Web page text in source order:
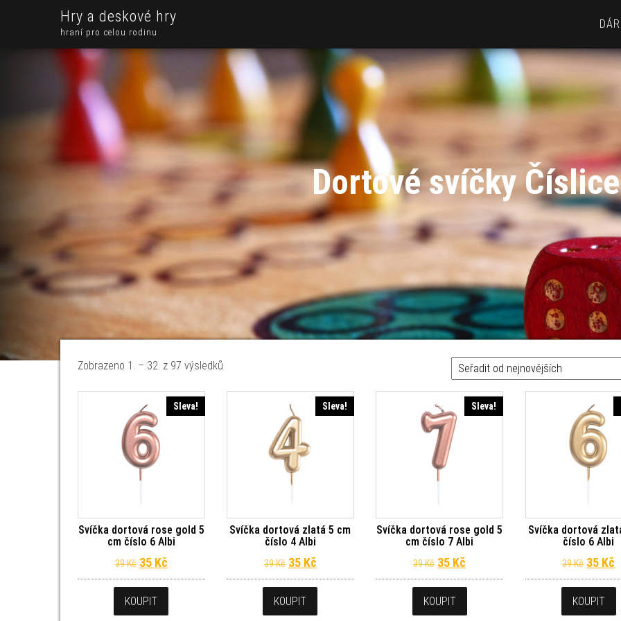
Hry a deskové hry
hraní pro celou rodinu
Dortové svíčky Číslice
Zobrazeno 1. – 32. z 97 výsledků
Sleva!
Svíčka dortová rose gold 5
cm číslo 6 Albi
39Kč Původní cena byla: 39 Kč.
35 KčAktuální cena je: 35 Kč.
KOUPIT
Sleva!
Svíčka dortová zlatá 5 cm
číslo 4 Albi
39Kč Původní cena byla: 39 Kč.
35 KčAktuální cena je: 35 Kč.
KOUPIT
Sleva!
Svíčka dortová rose gold 5
cm číslo 7 Albi
39Kč Původní cena byla: 39 Kč.
35 Kč Aktuální cena je: 35 Kč.
KOUPIT
Svíčka dortová
číslo 6 Albi
39Kč 35 Kč
KOUPIT